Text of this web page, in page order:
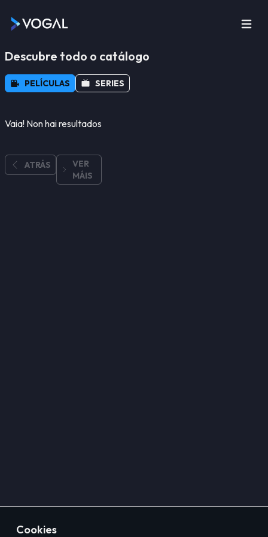
Descubre todo o catálogo
PELÍCULAS SERIES
Vaia! Non hai resultados
ATRÁS
VER
MÁIS
Cookies